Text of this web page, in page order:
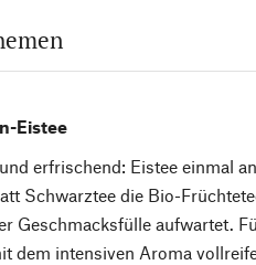
Eistee
erfrischend: Eistee einmal
Schwarztee die Bio-
Geschmacksfülle aufwartet.
dem intensiven Aroma